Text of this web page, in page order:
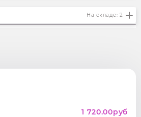
На складе: 2
1 720.00руб